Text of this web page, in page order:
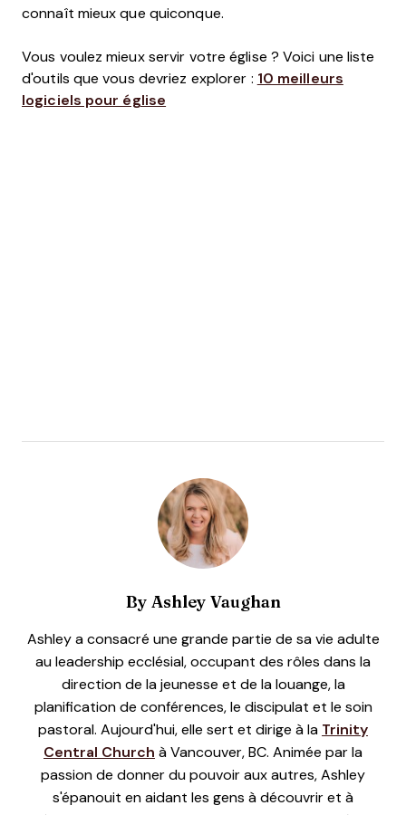
connaît mieux que quiconque.
Vous voulez mieux servir votre église ? Voici une liste
d'outils que vous devriez explorer : 10 meilleurs
logiciels pour église
By Ashley Vaughan
Ashley a consacré une grande partie de sa vie adulte
au leadership ecclésial, occupant des rôles dans la
direction de la jeunesse et de la louange, la
planification de conférences, le discipulat et le soin
pastoral. Aujourd'hui, elle sert et dirige à la Trinity
Central Church à Vancouver, BC. Animée par la
passion de donner du pouvoir aux autres, Ashley
s'épanouit en aidant les gens à découvrir et à